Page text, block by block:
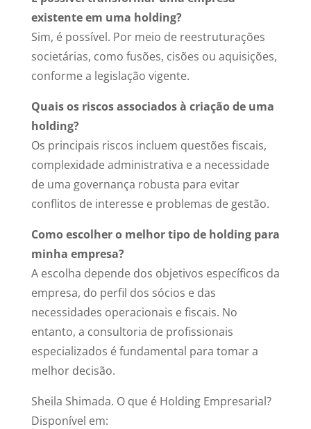
existente em uma holding?
Sim, é possível. Por meio de reestruturações
societárias, como fusões, cisões ou aquisições,
conforme a legislação vigente.
Quais os riscos associados à criação de uma
holding?
Os principais riscos incluem questões fiscais,
complexidade administrativa e a necessidade
de uma governança robusta para evitar
conflitos de interesse e problemas de gestão.
Como escolher o melhor tipo de holding para
minha empresa?
A escolha depende dos objetivos específicos da
empresa, do perfil dos sócios e das
necessidades operacionais e fiscais. No
entanto, a consultoria de profissionais
especializados é fundamental para tomar a
melhor decisão.
Sheila Shimada. O que é Holding Empresarial?
Disponível em: